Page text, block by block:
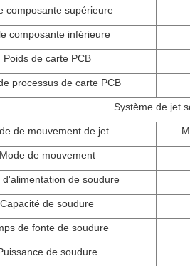
composante supérieure
composante inférieure
Poids de carte PCB
processus de carte PCB
Système de jet
de mouvement de jet
Mode de mouvement
d'alimentation de soudure
Capacité de soudure
de fonte de soudure
de soudure